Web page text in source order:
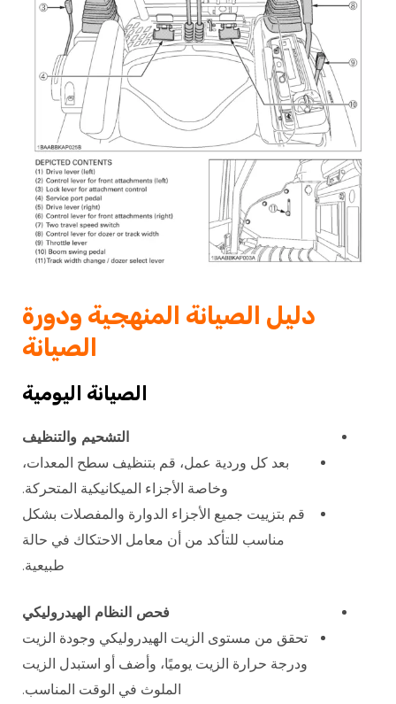
دليل الصيانة المنهجية ودورة
الصيانة
الصيانة اليومية
التشحيم والتنظيف
بعد كل وردية عمل، قم بتنظيف سطح المعدات،
وخاصة الأجزاء الميكانيكية المتحركة.
قم بتزييت جميع الأجزاء الدوارة والمفصلات بشكل
مناسب للتأكد من أن معامل الاحتكاك في حالة
طبيعية.
فحص النظام الهيدروليكي
تحقق من مستوى الزيت الهيدروليكي وجودة الزيت
ودرجة حرارة الزيت يوميًا، وأضف أو استبدل الزيت
الملوث في الوقت المناسب.